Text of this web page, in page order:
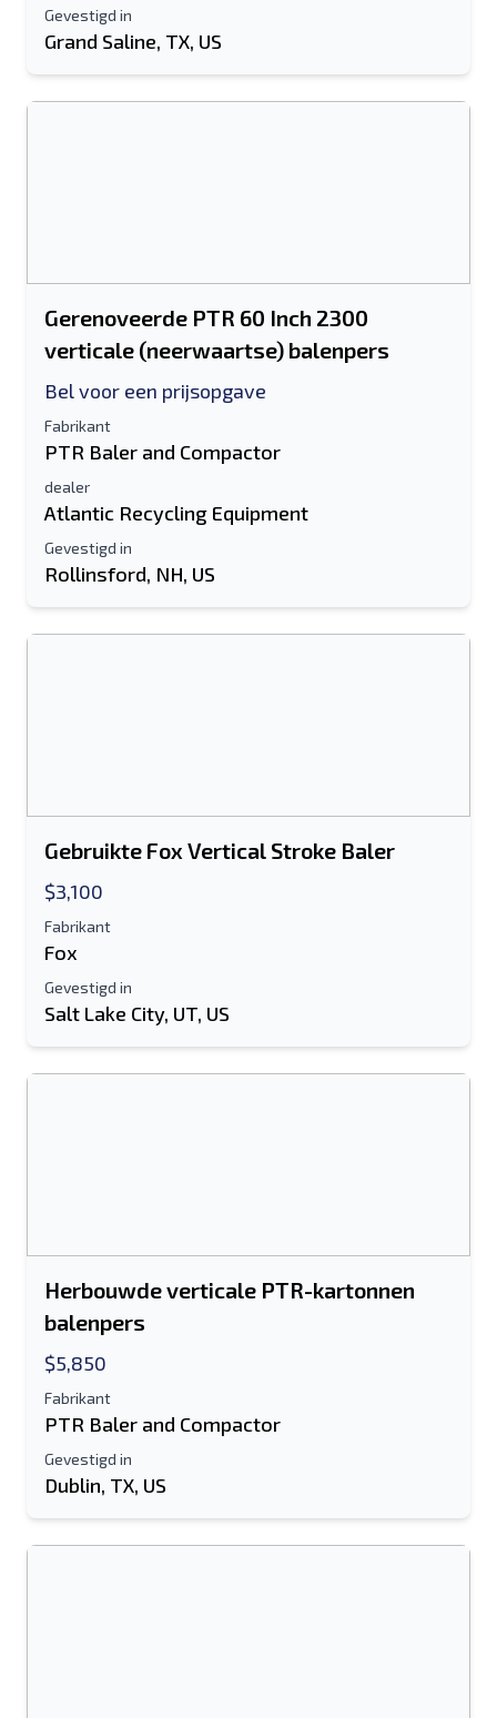
Gevestigd in
Grand Saline, TX, US
Gerenoveerde PTR 60 Inch 2300
verticale (neerwaartse) balenpers
Bel voor een prijsopgave
Fabrikant
PTR Baler and Compactor
dealer
Atlantic Recycling Equipment
Gevestigd in
Rollinsford, NH, US
Gebruikte Fox Vertical Stroke Baler
$3,100
Fabrikant
Fox
Gevestigd in
Salt Lake City, UT, US
Herbouwde verticale PTR-kartonnen
balenpers
$5,850
Fabrikant
PTR Baler and Compactor
Gevestigd in
Dublin, TX, US